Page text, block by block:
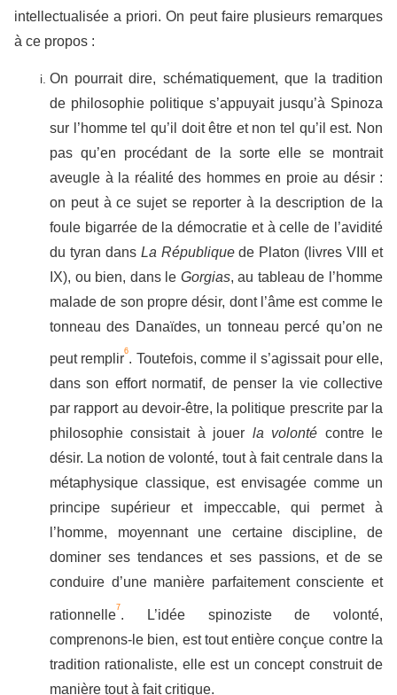
intellectualisée a priori. On peut faire plusieurs remarques
à ce propos :
On pourrait dire, schématiquement, que la tradition
de philosophie politique s’appuyait jusqu’à Spinoza
sur l’homme tel qu’il doit être et non tel qu’il est. Non
pas qu’en procédant de la sorte elle se montrait
aveugle à la réalité des hommes en proie au désir :
on peut à ce sujet se reporter à la description de la
foule bigarrée de la démocratie et à celle de l’avidité
du tyran dans La Républiquede Platon (livres VIII et
IX), ou bien, dans le Gorgias, au tableau de l’homme
malade de son propre désir, dont l’âme est comme le
tonneau des Danaïdes, un tonneau percé qu’on ne
peut remplir6. Toutefois, comme il s’agissait pour elle,
dans son effort normatif, de penser la vie collective
par rapport au devoir-être, la politique prescrite par la
philosophie consistait à jouer la volonté contre le
désir. La notion de volonté, tout à fait centrale dans la
métaphysique classique, est envisagée comme un
principe supérieur et impeccable, qui permet à
l’homme, moyennant une certaine discipline, de
dominer ses tendances et ses passions, et de se
conduire d’une manière parfaitement consciente et
rationnelle7. L’idée spinoziste de volonté,
comprenons-le bien, est tout entière conçue contre la
tradition rationaliste, elle est un concept construit de
manière tout à fait critique.